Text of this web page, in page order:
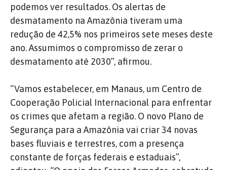
podemos ver resultados. Os alertas de
desmatamento na Amazônia tiveram uma
redução de 42,5% nos primeiros sete meses deste
ano. Assumimos o compromisso de zerar o
desmatamento até 2030”, afirmou.
“Vamos estabelecer, em Manaus, um Centro de
Cooperação Policial Internacional para enfrentar
os crimes que afetam a região. O novo Plano de
Segurança para a Amazônia vai criar 34 novas
bases fluviais e terrestres, com a presença
constante de forças federais e estaduais”,